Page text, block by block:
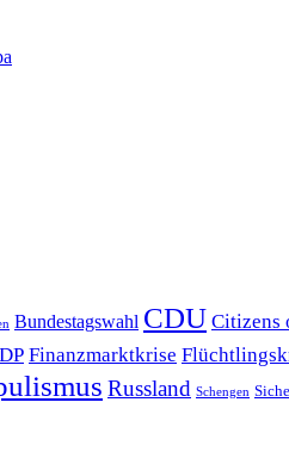
Bundestagswahl CDU Citizens
Finanzmarktkrise
Russland Schengen